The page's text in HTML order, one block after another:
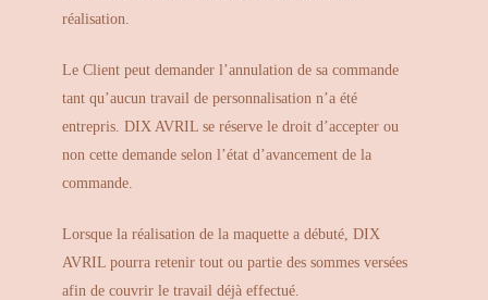
réalisation.
Le Client peut demander l’annulation de sa commande
tant qu’aucun travail de personnalisation n’a été
entrepris. DIX AVRIL se réserve le droit d’accepter ou
non cette demande selon l’état d’avancement de la
commande.
Lorsque la réalisation de la maquette a débuté, DIX
AVRIL pourra retenir tout ou partie des sommes versées
afin de couvrir le travail déjà effectué.